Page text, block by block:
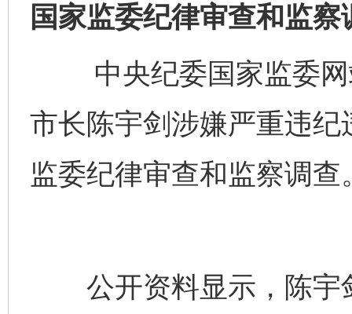
国家监委纪律审查和监察
中央纪委国家监委网
市长陈宇剑涉嫌严重违
监委纪律审查和监察调查
公开资料显示，陈宇